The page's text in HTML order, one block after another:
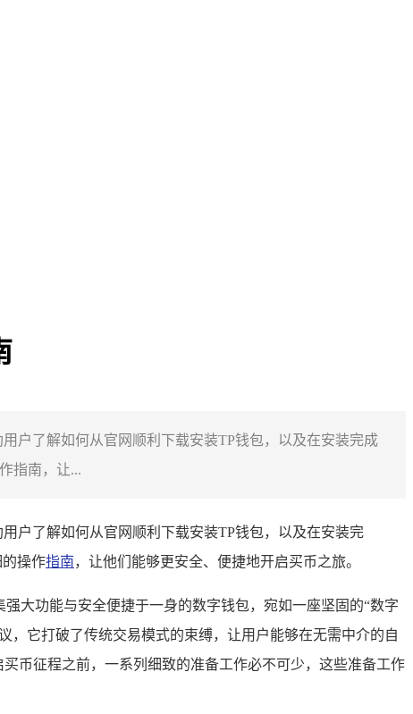
户了解如何从官网顺利下载安装TP钱包，以及在安装完成
指南，让...
户了解如何从官网顺利下载安装TP钱包，以及在安装完
的操作指南，让他们能够更安全、便捷地开启买币之旅。
大功能与安全便捷于一身的数字钱包，宛如一座坚固的“数字
，它打破了传统交易模式的束缚，让用户能够在无需中介的自
币征程之前，一系列细致的准备工作必不可少，这些准备工作